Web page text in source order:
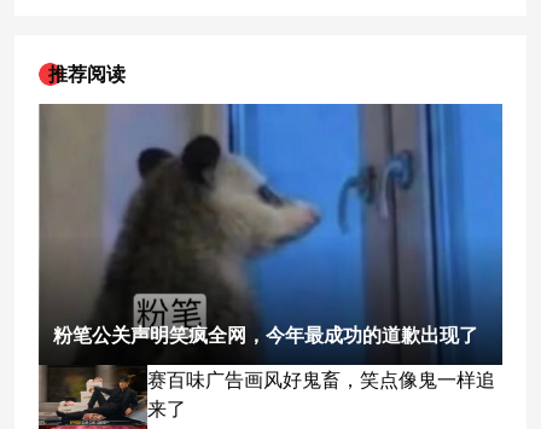
推荐阅读
粉笔公关声明笑疯全网，今年最成功的道歉出现了
赛百味广告画风好鬼畜，笑点像鬼一样追
来了